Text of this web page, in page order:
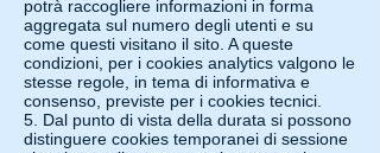
potrà raccogliere informazioni in forma
aggregata sul numero degli utenti e su
come questi visitano il sito. A queste
condizioni, per i cookies analytics valgono le
stesse regole, in tema di informativa e
consenso, previste per i cookies tecnici.
5. Dal punto di vista della durata si possono
distinguere cookies temporanei di sessione